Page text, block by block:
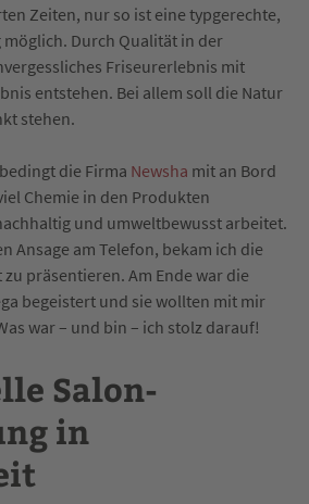
Zeiten, nur so ist eine typgerechte,
Durch Qualität in der
Friseurerlebnis mit
entstehen. Bei allem soll die Natur
stehen.
die Firma Newsha mit an Bord
Chemie in den Produkten
und umweltbewusst arbeitet.
Ansage am Telefon, bekam ich die
präsentieren. Am Ende war die
begeistert und sie wollten mit mir
war – und bin – ich stolz darauf!
Salon-
in